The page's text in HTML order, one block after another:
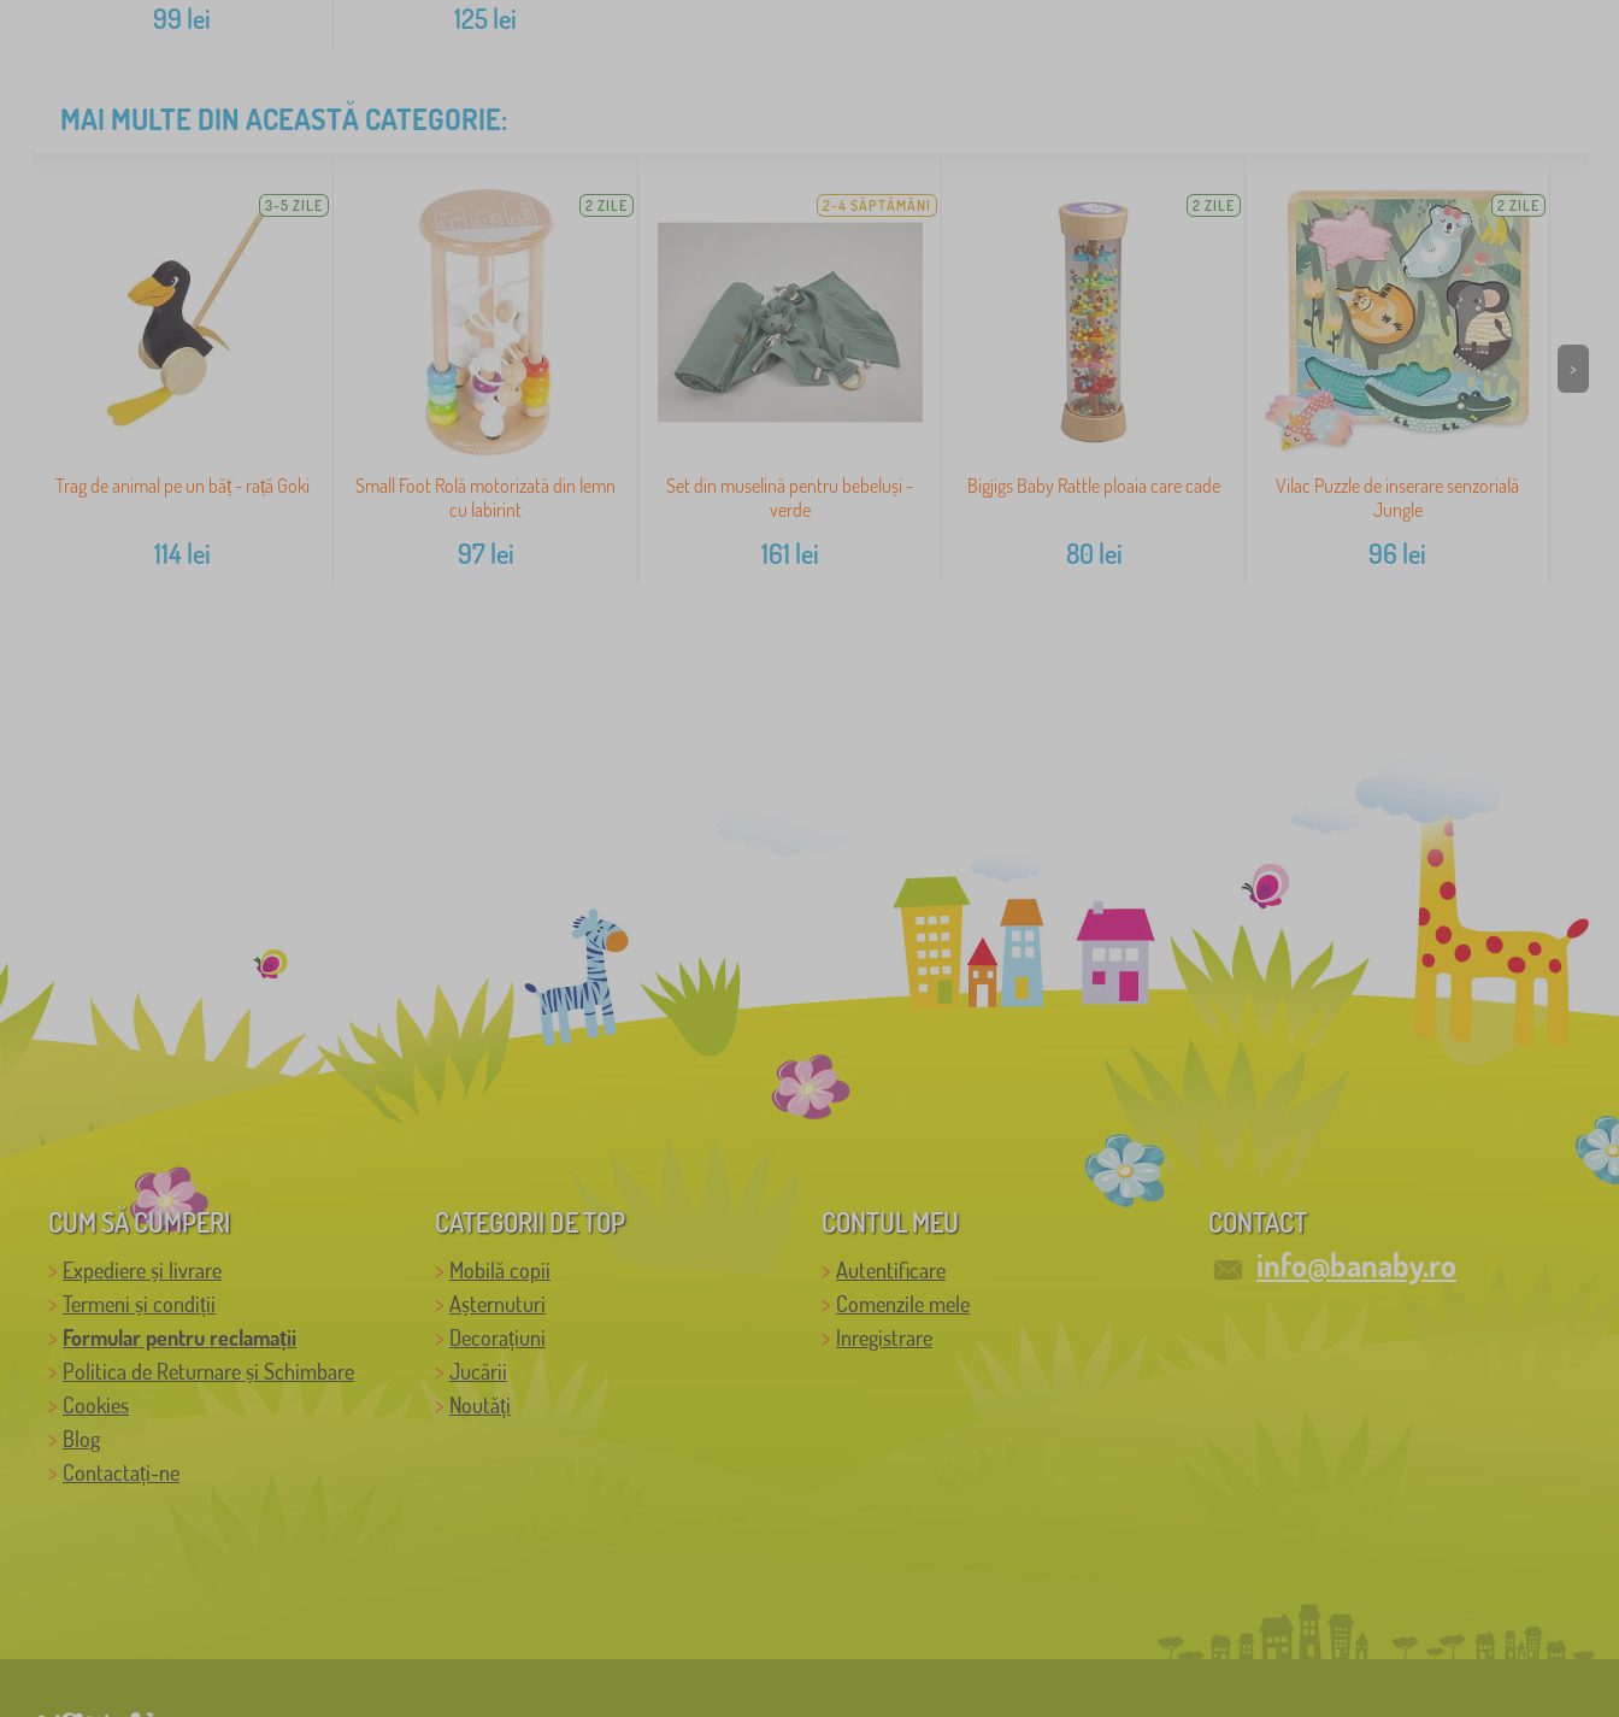
99 lei 125lei
MAI MULTE DIN ACEASTĂ CATEGORIE:
3-5 ZILE
Trag de animal pe un băț - rață Goki
114lei
2 ZILE
Small Foot Rolă motorizată din lemn
cu labirint
97lei
2-4 SĂPTĂMÂNI
Set din muselină pentru bebeluși -
verde
161 lei
2 ZILE
Bigjigs Baby Rattle ploaia care cade
80 lei
2 ZILE
Vilac Puzzle de inserare senzorială
Jungle
96 lei
>
CUM SĂ CUMPERI
Expediere și livrare
Termeni și condiții
Formular pentru reclamații
Politica de Returnare și Schimbare
Cookies
Blog
Contactați-ne
CATEGORII DE TOP
Mobilă copii
Așternuturi
Decorațiuni
Jucării
Noutăți
CONTUL MEU
Autentificare
Comenzile mele
Inregistrare
CONTACT
info@banaby.ro